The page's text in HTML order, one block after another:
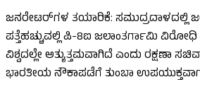
ಜನರೇಟರ್‌ಗಳ ತಯಾರಿಕೆ: ಸಮುದ್ರದಾಳದಲ್ಲಿ
ಪತ್ತೆಹಚ್ಚುವಲ್ಲಿ ಪಿ-8ಐ ಜಲಾಂತರ್ಗಾಮಿ
ವಿಶ್ವದಲ್ಲೇ ಅತ್ಯುತ್ತಮವಾಗಿದೆ ಎಂದು ರಕ್ಷಣಾ
ಭಾರತೀಯ ನೌಕಾಪಡೆಗೆ ತುಂಬಾ